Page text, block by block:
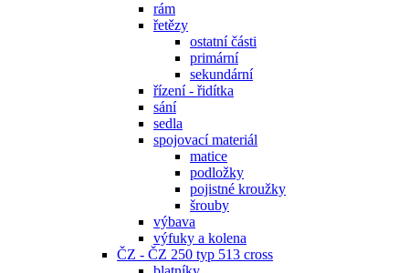
rám
řetězy
ostatní části
primární
sekundární
řízení - řidítka
sání
sedla
spojovací materiál
matice
podložky
pojistné kroužky
šrouby
výbava
výfuky a kolena
ČZ - ČZ 250 typ 513 cross